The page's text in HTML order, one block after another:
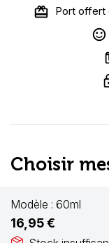
Port offert
Choisir
Modèle : 60ml
16,95 €